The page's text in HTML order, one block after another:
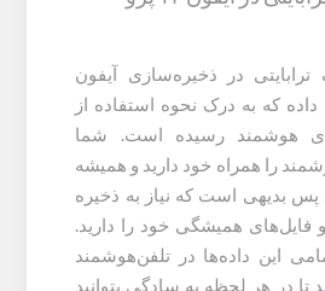
ترابایتی در ذخیره‌سازی آیفون
داده که به درک نحوه استفاده از
هوشمند رسیده است. شما
را همراه خود دارید و همیشه
پس بدیهی است که نیاز به ذخیره
فایل‌های همیشگی خود را دارید.
این داده‌ها در تلفن‌هوشمند
در هر لحظه به سادگی بتوانید